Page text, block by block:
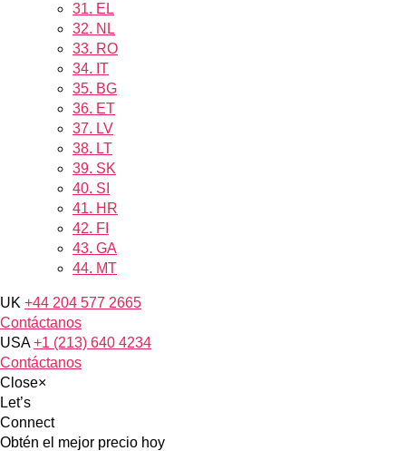
31. EL
32. NL
33. RO
34. IT
35. BG
36. ET
37. LV
38. LT
39. SK
40. SI
41. HR
42. FI
43. GA
44. MT
UK +44 204 577 2665
Contáctanos
USA +1 (213) 640 4234
Contáctanos
Close×
Let’s
Connect
Obtén el mejor precio hoy